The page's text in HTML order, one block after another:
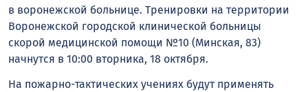
в воронежской больнице. Тренировки на территории
Воронежской городской клинической больницы
скорой медицинской помощи №10 (Минская, 83)
начнутся в 10:00 вторника, 18 октября.
На пожарно-тактических учениях будут применять